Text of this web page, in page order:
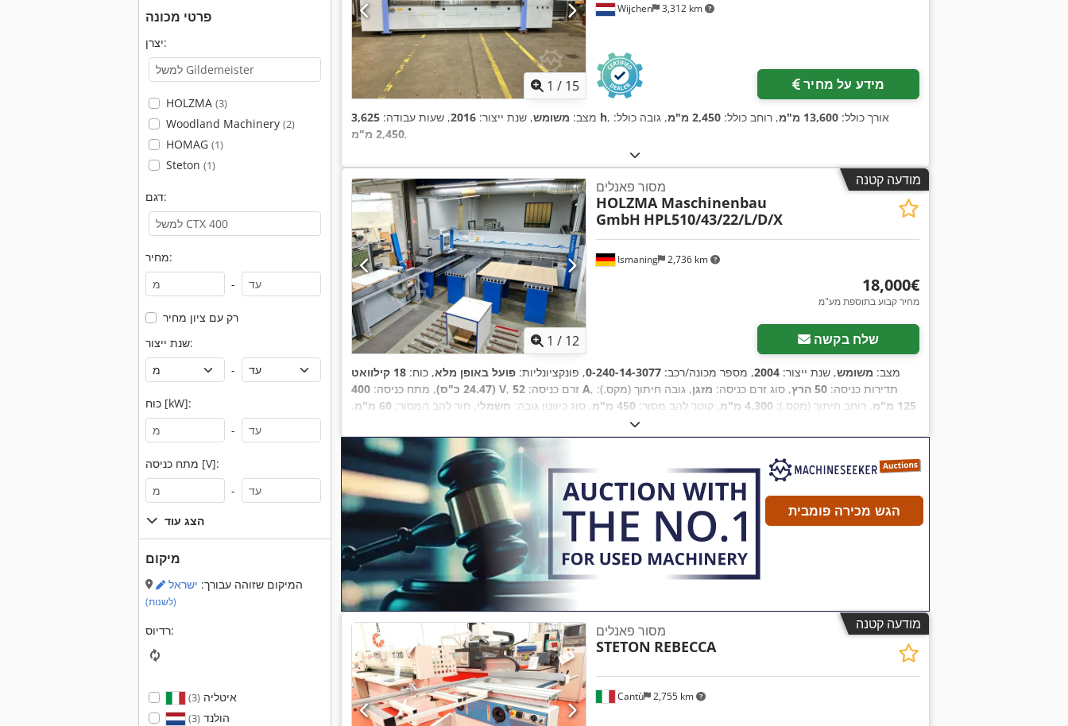
פרטי מכונה
יצרן:
HOLZMA (3)
Woodland Machinery (2)
HOMAG (1)
Steton (1)
דגם:
מחיר:
-
רק עם ציון מחיר
שנת ייצור:
-
כוח [kW]:
-
מתח כניסה [V]:
-
הצג עוד
מיקום
המיקום שזוהה עבורך: ישראל
(לשנות)
רדיוס:
איטליה(3)
הולנד(3)
1 / 15
Wijchen 3,312 km
מידע על מחיר
מצב: משומש, שנת ייצור: 2016, שעות עבודה: 3,625 h , אורך כולל: 13,600 מ"מ , רוחב כולל: 2,450 מ"מ
, גובה כולל:
2,450 מ"מ,
מודעה קטנה
1 / 12
Ismaning 2,736 km
מסור פאנלים
HOLZMA Maschinenbau
GmbH HPL510/43/22/L/D/X
‏18,000 ‏€
מחיר קבוע בתוספת מע"מ
שלח בקשה
מצב: משומש, שנת ייצור: 2004, מספר מכונה/רכב: 0-240-14-3077, פונקציונליות: פועל באופן מלא, כוח:
18 קילוואט
(24.47 כ"ס)
, מתח כניסה: 400 V , זרם כניסה: 52 A , תדירות כניסה: 50 הרץ , סוג זרם כניסה: מזגן, גובה חיתוך (מקס.):
125 מ"מ
, רוחב חיתוך (מקס.): 4,300 מ"מ , קוטר להב מסור: 450 מ"מ , סוג כיוונון גובה: חשמלי, חור להב המסור: 60 מ"מ
,
, מהירות סיבובית (דק'):
רוחב כולל:7,470 מ"מ , גובה כולל:2,200 מ"מ , משקל כולל:15,000 ק"ג , גובה שולחן:1,020 מ"מ , ציוד:מַנוֹתֵב, מגן
ללהב מסור, סימון CE,
הגש מכירה פומבית
מודעה קטנה
Cantù 2,755 km
מסור פאנלים
STETON REBECCA